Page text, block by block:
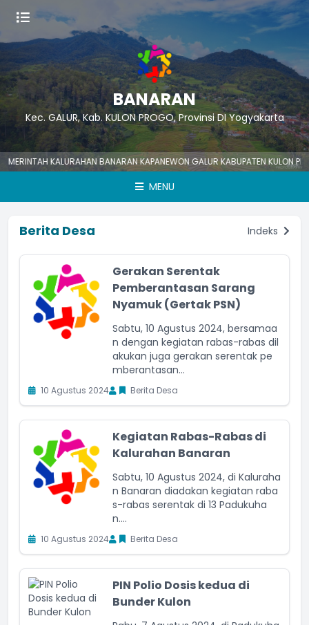
BANARAN
Kec. GALUR, Kab. KULON PROGO, Provinsi DI Yogyakarta
KALURAHAN BANARAN KAPANEWON GALUR KABUPATEN KULON
MENU
Berita Desa Indeks
Gerakan Serentak
Pemberantasan Sarang
Nyamuk (Gertak PSN)
Sabtu, 10 Agustus 2024, bersamaa
n dengan kegiatan rabas-rabas dil
akukan juga gerakan serentak pe
mberantasan...
10 Agustus 2024 Berita Desa
Kegiatan Rabas-Rabas di
Kalurahan Banaran
Sabtu, 10 Agustus 2024, di Kaluraha
n Banaran diadakan kegiatan raba
s-rabas serentak di 13 Padukuha
n....
10 Agustus 2024 Berita Desa
PIN Polio Dosis kedua di
Bunder Kulon